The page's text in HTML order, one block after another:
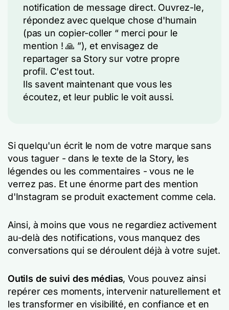
notification de message direct. Ouvrez-le,
répondez avec quelque chose d'humain
(pas un copier-coller “ merci pour le
mention ! 🙏 ”), et envisagez de
repartager sa Story sur votre propre
profil. C'est tout.
Ils savent maintenant que vous les
écoutez, et leur public le voit aussi.
Si quelqu'un écrit le nom de votre marque sans
vous taguer - dans le texte de la Story, les
légendes ou les commentaires - vous ne le
verrez pas. Et une énorme part des mention
d'Instagram se produit exactement comme cela.
Ainsi, à moins que vous ne regardiez activement
au-delà des notifications, vous manquez des
conversations qui se déroulent déjà à votre sujet.
Outils de suivi des médias, Vous pouvez ainsi
repérer ces moments, intervenir naturellement et
les transformer en visibilité, en confiance et en